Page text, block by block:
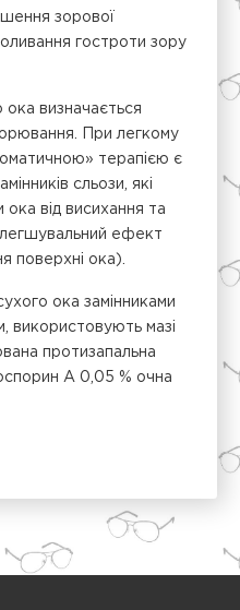
зорової
гостроти зору
ока визначається
При легкому
терапією є
сльози, які
ока від висихання та
ефект
поверхні ока).
ока замінниками
використовують мазі
протизапальна
А 0,05 % очна